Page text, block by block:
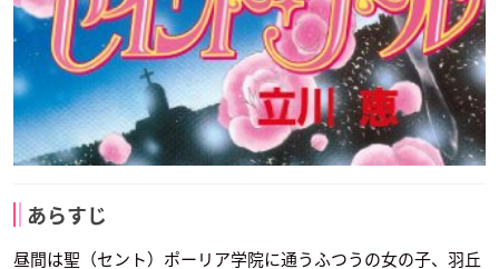
あらすじ
昼間は聖（セント）ポーリア学院に通うふつうの女の子、羽丘